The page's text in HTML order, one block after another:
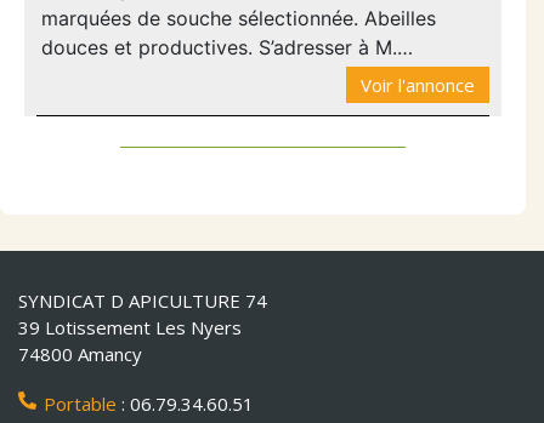
marquées de souche sélectionnée. Abeilles
douces et productives. S’adresser à M.…
Voir l'annonce
SYNDICAT D APICULTURE 74
39 Lotissement Les Nyers
74800 Amancy
Portable : 06.79.34.60.51